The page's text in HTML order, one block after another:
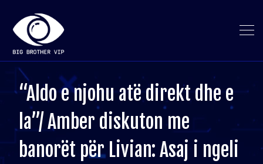
“Aldo e njohu atë direkt dhe e
la”/ Amber diskuton me
banorët për Livian: Asaj i ngeli